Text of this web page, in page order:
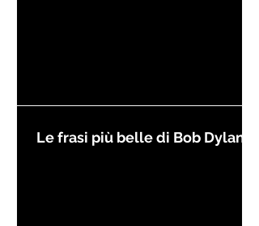
Le frasi più belle di Bob Dylan